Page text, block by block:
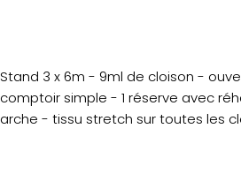
Stand 3 x 6m - 9ml de cloison -
comptoir simple - 1 réserve avec
arche - tissu stretch sur toutes les